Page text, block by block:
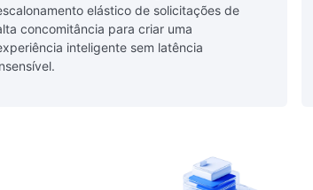
elástico de solicitações de
concomitância para criar uma
inteligente sem latência